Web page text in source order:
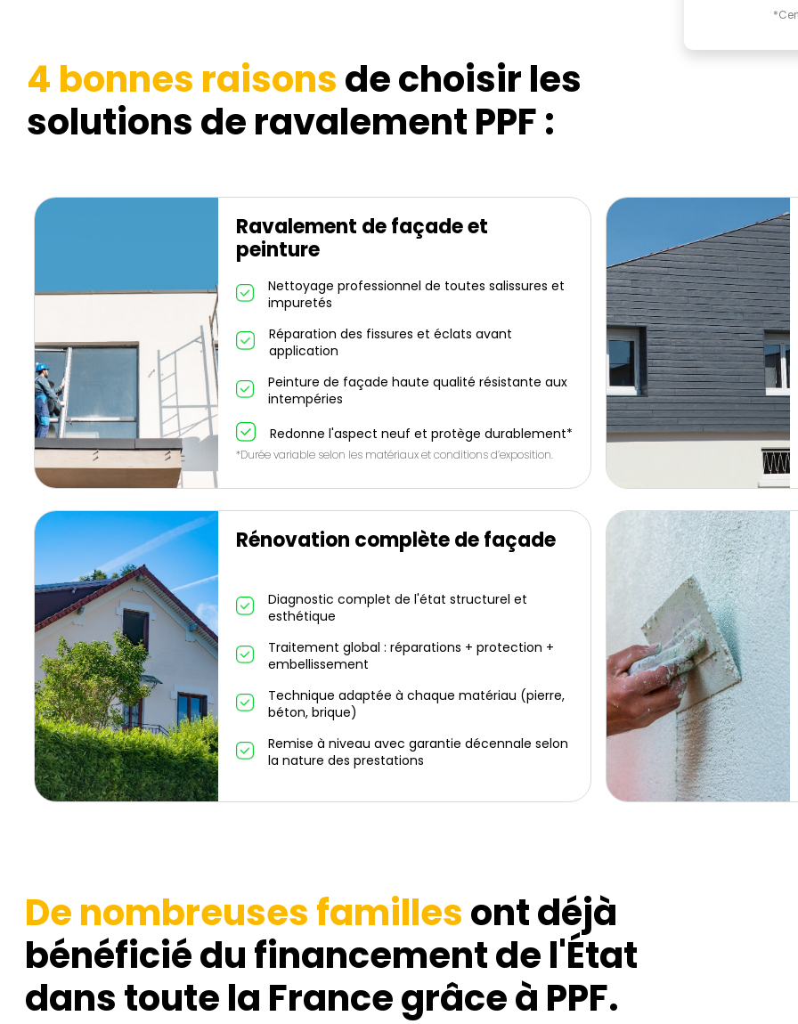
4 bonnes raisonsde choisir les
solutions de ravalement PPF :
Ravalement de façade et
peinture
Nettoyage professionnel de toutes salissures et
impuretés
Réparation des fissures et éclats avant
application
Peinture de façade haute qualité résistante aux
intempéries
Redonne l'aspect neuf et protège durablement*
*Durée variable selon les matériaux et conditions d’exposition.
Rénovation complète de façade
Diagnostic complet de l'état structurel et
esthétique
Traitement global : réparations + protection +
embellissement
Technique adaptée à chaque matériau (pierre,
béton, brique)
Remise à niveau avec garantie décennale selon
la nature des prestations
De nombreuses famillesont déjà
bénéficié du financement de l'État
dans toute la France grâce à PPF.